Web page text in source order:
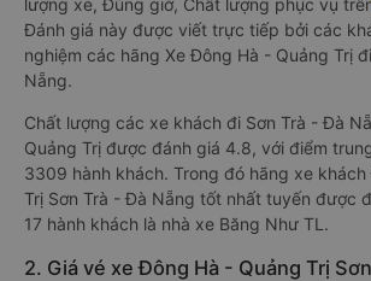
lượng xe, Đúng giờ, Chất lượng phục vụ
Đánh giá này được viết trực tiếp bởi các
nghiệm các hãng Xe Đông Hà - Quảng Trị
Nẵng.
Chất lượng các xe khách đi Sơn Trà - Đà
Quảng Trị được đánh giá 4.8, với điểm
3309 hành khách. Trong đó hãng xe
Trị Sơn Trà - Đà Nẵng tốt nhất tuyến được
17 hành khách là nhà xe Băng Như TL.
2. Giá vé xe Đông Hà - Quảng Trị